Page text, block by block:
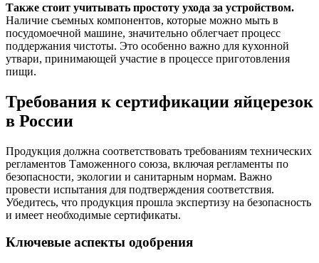
Также стоит учитывать простоту ухода за устройством.
Наличие съемных компонентов, которые можно мыть в
посудомоечной машине, значительно облегчает процесс
поддержания чистоты. Это особенно важно для кухонной
утвари, принимающей участие в процессе приготовления
пищи.
Требования к сертификации яйцерезок
в России
Продукция должна соответствовать требованиям технических
регламентов Таможенного союза, включая регламенты по
безопасности, экологии и санитарным нормам. Важно
провести испытания для подтверждения соответствия.
Убедитесь, что продукция прошла экспертизу на безопасность
и имеет необходимые сертификаты.
Ключевые аспекты одобрения